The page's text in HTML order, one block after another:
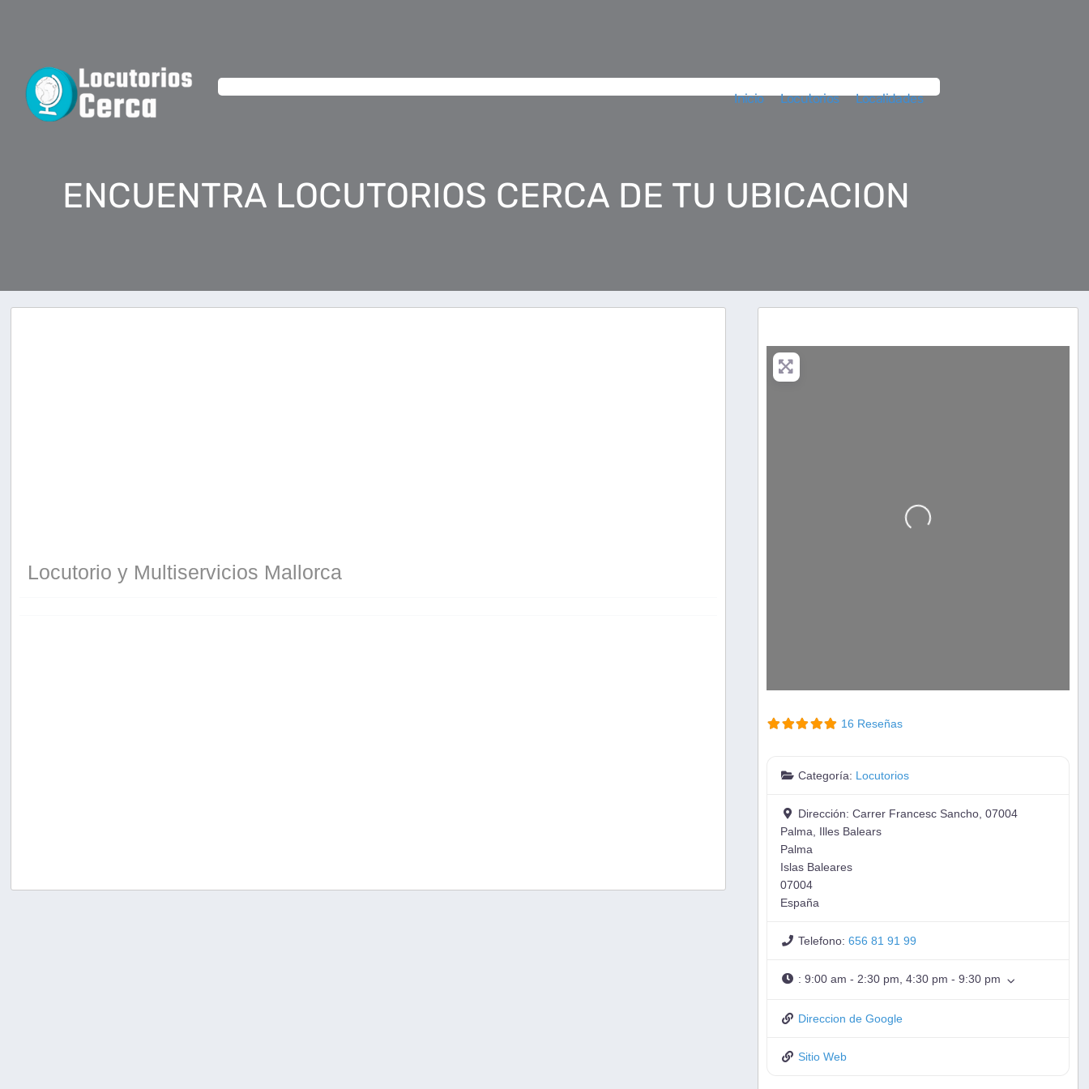
Inicio Locutorios Localidades
ENCUENTRA LOCUTORIOS CERCA DE TU UBICACION
Locutorio y Multiservicios Mallorca
Cargando…
16 Reseñas
Categoría: Locutorios
Dirección: Carrer Francesc Sancho, 07004
Palma, Illes Balears
Palma
Islas Baleares
07004
España
Telefono: 656 81 91 99
: 9:00 am - 2:30 pm, 4:30 pm - 9:30 pm
Direccion de Google
Sitio Web